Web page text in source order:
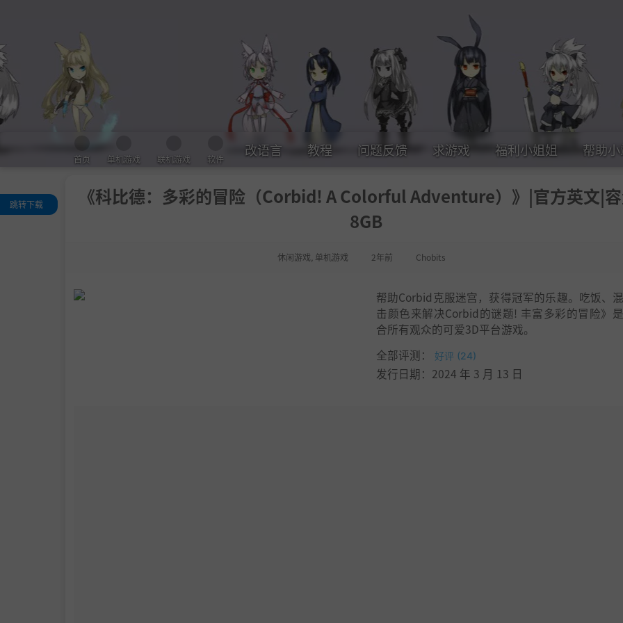
首页 单机游戏 联机游戏 软件
改语言 教程 问题反馈 求游戏 福利小姐姐 帮助
《科比德：多彩的冒险（Corbid! A Colorful Adventure）》|官方英文|
8GB
休闲游戏 单机游戏 2年前 Chobits
跳转下载
帮助Corbid克服迷宫，获得冠军的乐趣。吃饭、
击颜色来解决Corbid的谜题! 丰富多彩的冒险》
合所有观众的可爱3D平台游戏。
全部评测：
好评 (24)
发行日期：2024 年 3 月 13 日